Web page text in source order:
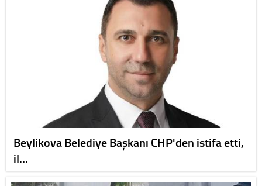
Beylikova Belediye Başkanı CHP'den istifa etti,
il…